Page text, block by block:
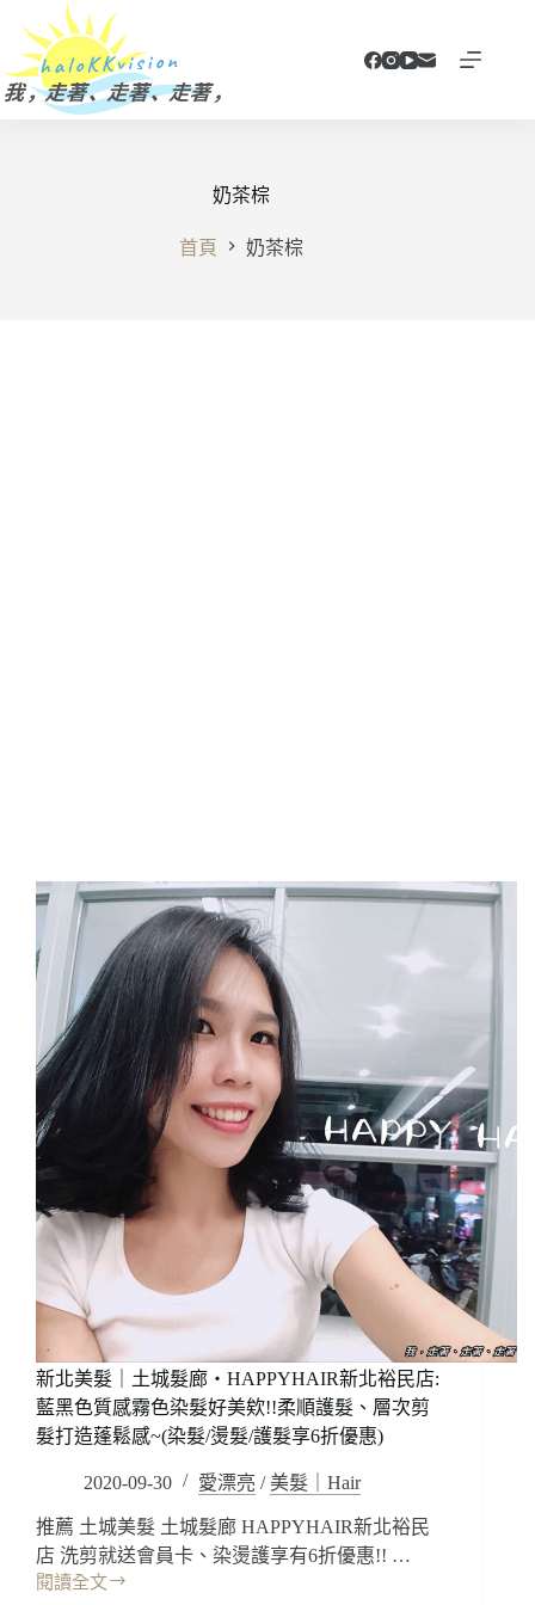
主
要
奶茶棕
首頁 奶茶棕
新北美髮｜土城髮廊‧HAPPYHAIR新北裕民店:
藍黑色質感霧色染髮好美欸!!柔順護髮、層次剪
髮打造蓬鬆感~(染髮/燙髮/護髮享6折優惠)
2020-09-30 愛漂亮 / 美髮｜Hair
推薦 土城美髮 土城髮廊 HAPPYHAIR新北裕民
店 洗剪就送會員卡、染燙護享有6折優惠!! …
閱讀全文
新